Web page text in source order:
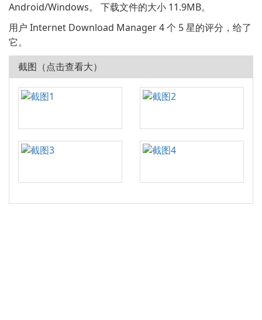
Android/Windows。 下载文件的大小 11.9MB。
用户 Internet Download Manager 4 个 5 星的评分，给了
它。
截图（点击查看大）